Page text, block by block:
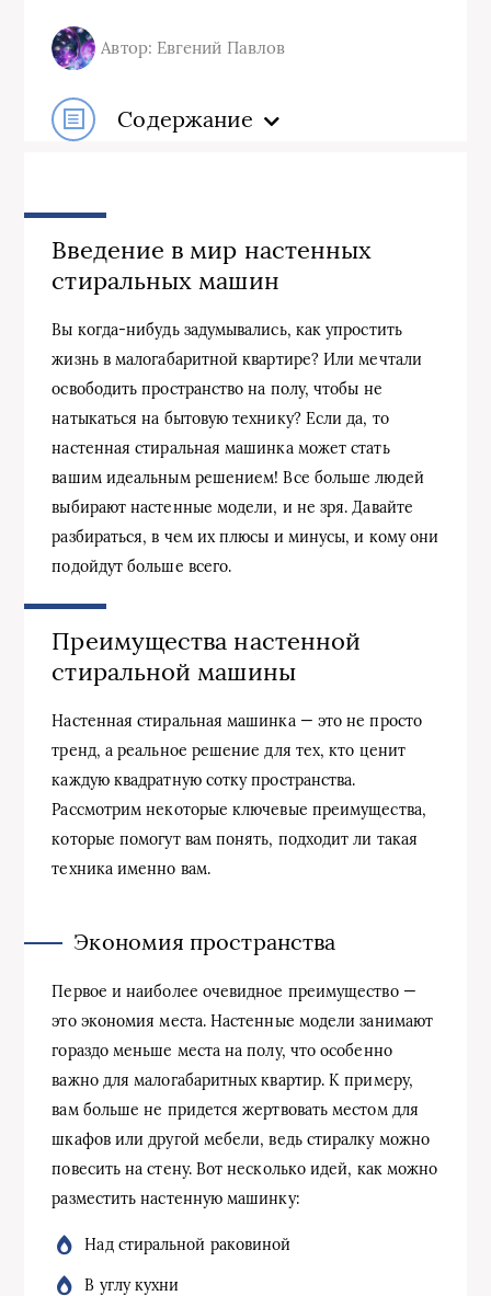
Автор: Евгений Павлов
Содержание
Введение в мир настенных
стиральных машин
Вы когда-нибудь задумывались, как упростить
жизнь в малогабаритной квартире? Или мечтали
освободить пространство на полу, чтобы не
натыкаться на бытовую технику? Если да, то
настенная стиральная машинка может стать
вашим идеальным решением! Все больше людей
выбирают настенные модели, и не зря. Давайте
разбираться, в чем их плюсы и минусы, и кому они
подойдут больше всего.
Преимущества настенной
стиральной машины
Настенная стиральная машинка — это не просто
тренд, а реальное решение для тех, кто ценит
каждую квадратную сотку пространства.
Рассмотрим некоторые ключевые преимущества,
которые помогут вам понять, подходит ли такая
техника именно вам.
Экономия пространства
Первое и наиболее очевидное преимущество —
это экономия места. Настенные модели занимают
гораздо меньше места на полу, что особенно
важно для малогабаритных квартир. К примеру,
вам больше не придется жертвовать местом для
шкафов или другой мебели, ведь стиралку можно
повесить на стену. Вот несколько идей, как можно
разместить настенную машинку:
Над стиральной раковиной
В углу кухни